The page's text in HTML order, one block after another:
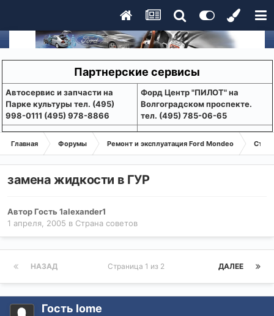
Партнерские сервисы
Aвтосервис и запчасти на
Парке культуры тел. (495)
998-0111 (495) 978-8866
Форд Центр "ПИЛОТ" на
Волгоградском проспекте.
тел. (495) 785-06-65
Главная Форумы Ремонт и эксплуатация Ford Mondeo
замена жидкости в ГУР
Автор Гость 1alexander1
1 апреля, 2005 в Страна советов
НАЗАД ДАЛЕЕ
Страница 1 из 2
Гость lome